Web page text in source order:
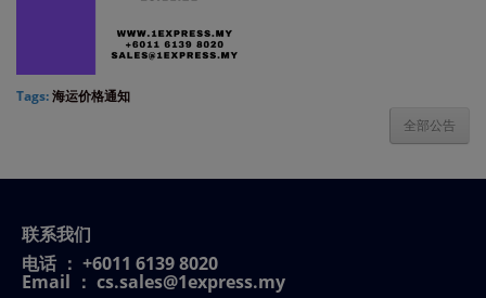
Tags:海运价格通知
全部公告
联系我们
电话 ： +6011 6139 8020
Email ： cs.sales@1express.my